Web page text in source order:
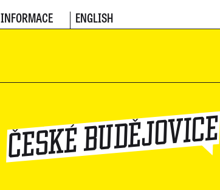
INFORMACE ENGLISH
ČESKÉ BUDĚJOVICE